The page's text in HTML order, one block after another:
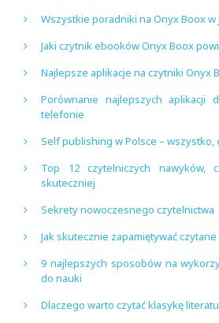
Wszystkie poradniki na Onyx Boox
Jaki czytnik ebooków Onyx Boox
Najlepsze aplikacje na czytniki Onyx
Porównanie najlepszych aplikacji
telefonie
Self publishing w Polsce – wszystko,
Top 12 czytelniczych nawyków,
skuteczniej
Sekrety nowoczesnego czytelnictwa
Jak skutecznie zapamiętywać czytane
9 najlepszych sposobów na
do nauki
Dlaczego warto czytać klasykę